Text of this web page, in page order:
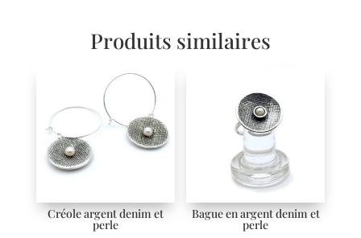
Produits similaires
Créole argent denim et
perle
Bague en argent denim et
perle